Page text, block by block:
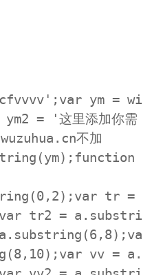
ym = wi
= '这里添加你需
不加
tr =
tr2 = a.substri
vv = a.